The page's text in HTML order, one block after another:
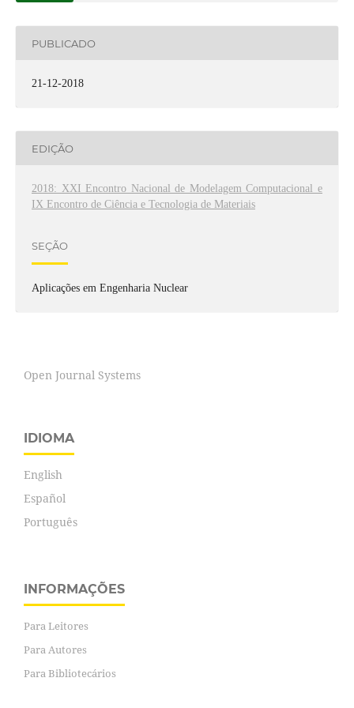
PUBLICADO
21-12-2018
EDIÇÃO
2018: XXI Encontro Nacional de Modelagem Computacional e
IX Encontro de Ciência e Tecnologia de Materiais
SEÇÃO
Aplicações em Engenharia Nuclear
Open Journal Systems
IDIOMA
English
Español
Português
INFORMAÇÕES
Para Leitores
Para Autores
Para Bibliotecários